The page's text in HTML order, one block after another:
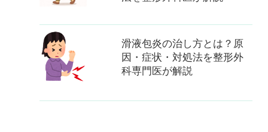
滑液包炎の治し方とは？原
因・症状・対処法を整形外
科専門医が解説